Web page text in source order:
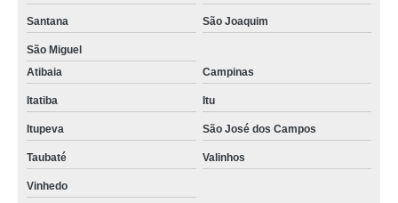
Santana São Joaquim
São Miguel
Atibaia
Campinas
Itatiba Itu
Itupeva São José dos Campos
Taubaté Valinhos
Vinhedo